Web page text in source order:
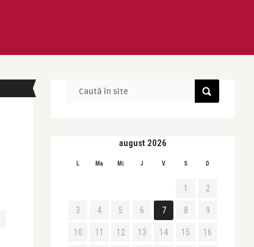
august 2026
L Ma Mi J V S D
1 2
3 4 5 6 7 8 9
10 11 12 13 14 15 16